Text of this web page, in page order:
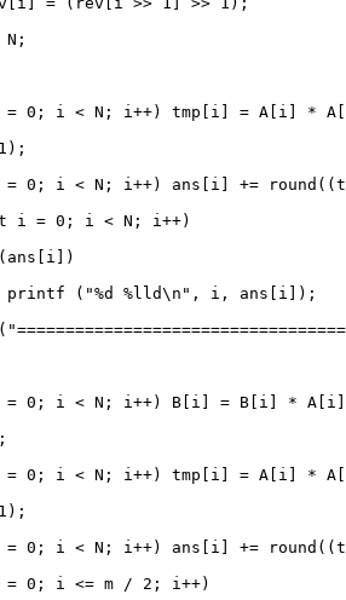
N;
= 0 ; i < N; i++) tmp[i] = A[i] *
1 );
= 0 ; i < N; i++) ans[i] += round
i = 0; i < N; i++)
("%d %lld\n", i, ans[i]);
= 0 ; i < N; i++) B[i] = B[i] *
= 0 ; i < N; i++) tmp[i] = A[i] *
1 );
= 0 ; i < N; i++) ans[i] += round
= 0 ; i <= m / 2 ; i++)